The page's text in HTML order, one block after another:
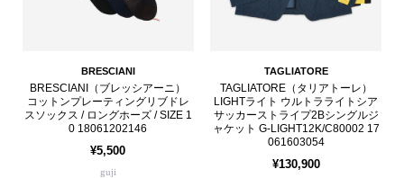
BRESCIANI
BRESCIANI（ブレッシアーニ）
コットンプレーティングリブドレ
スソックス / ロングホーズ / SIZE 1
0 18061202146
¥5,500
guji
TAGLIATORE
TAGLIATORE（タリアトーレ）
LIGHTライト ウルトラライトシア
サッカーストライプ2Bシングルジ
ャケット G-LIGHT12K/C80002 17
061603054
¥130,900